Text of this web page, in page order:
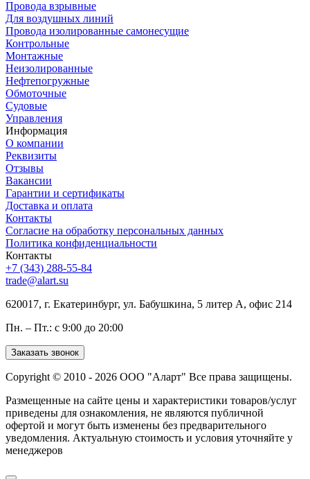
Провода взрывные
Для воздушных линий
Провода изолированные самонесущие
Контрольные
Монтажные
Неизолированные
Нефтепогружные
Обмоточные
Судовые
Управления
Информация
О компании
Реквизиты
Отзывы
Вакансии
Гарантии и сертификаты
Доставка и оплата
Контакты
Согласие на обработку персональных данных
Политика конфиденциальности
Контакты
+7 (343) 288-55-84
trade@alart.su
620017, г. Екатеринбург, ул. Бабушкина, 5 литер А, офис 214
Пн. – Пт.: с 9:00 до 20:00
Заказать звонок
Copyright © 2010 - 2026 ООО "Аларт" Все права защищены.
Размещенные на сайте цены и характеристики товаров/услуг
приведены для ознакомления, не являются публичной
офертой и могут быть изменены без предварительного
уведомления. Актуальную стоимость и условия уточняйте у
менеджеров